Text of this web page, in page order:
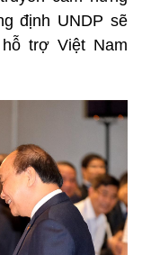
định UNDP sẽ
trợ Việt Nam